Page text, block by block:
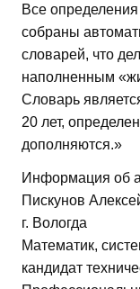
Все
собраны
словарей, что
наполненным
Словарь
20 лет,
дополняются.»
Информация об
Пискунов
г. Вологда
Математик,
кандидат